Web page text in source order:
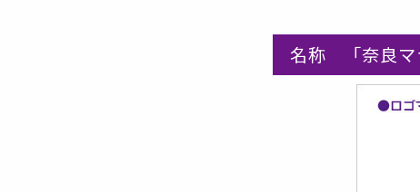
名称 「奈良マ